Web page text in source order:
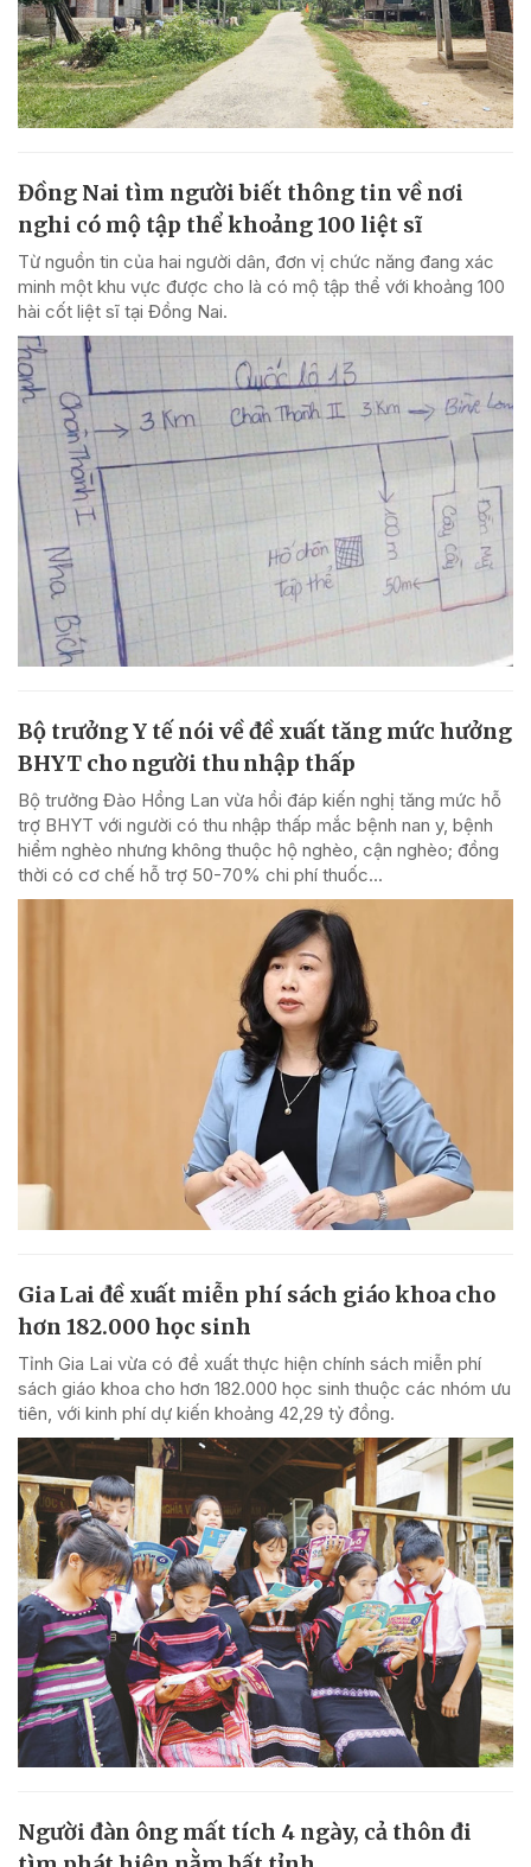
Đồng Nai tìm người biết thông tin về nơi
nghi có mộ tập thể khoảng 100 liệt sĩ
Từ nguồn tin của hai người dân, đơn vị chức năng đang xác
minh một khu vực được cho là có mộ tập thể với khoảng 100
hài cốt liệt sĩ tại Đồng Nai.
Bộ trưởng Y tế nói về đề xuất tăng mức hưởng
BHYT cho người thu nhập thấp
Bộ trưởng Đào Hồng Lan vừa hồi đáp kiến nghị tăng mức hỗ
trợ BHYT với người có thu nhập thấp mắc bệnh nan y, bệnh
hiểm nghèo nhưng không thuộc hộ nghèo, cận nghèo; đồng
thời có cơ chế hỗ trợ 50-70% chi phí thuốc...
Gia Lai đề xuất miễn phí sách giáo khoa cho
hơn 182.000 học sinh
Tỉnh Gia Lai vừa có đề xuất thực hiện chính sách miễn phí
sách giáo khoa cho hơn 182.000 học sinh thuộc các nhóm ưu
tiên, với kinh phí dự kiến khoảng 42,29 tỷ đồng.
Người đàn ông mất tích 4 ngày, cả thôn đi